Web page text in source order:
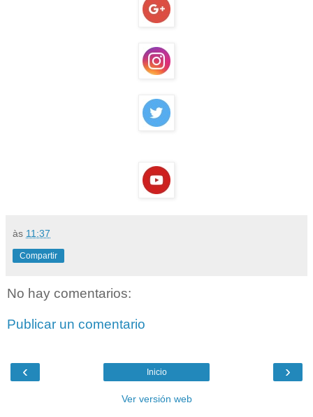
às 11:37
Compartir
No hay comentarios:
Publicar un comentario
‹ ›
Inicio
Ver versión web